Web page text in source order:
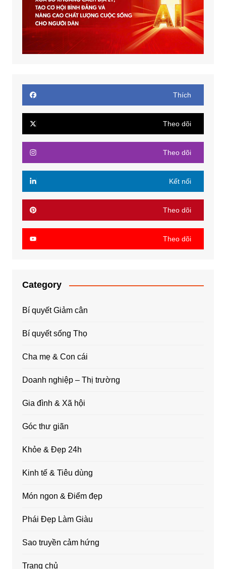
Thích
Theo dõi
Theo dõi
Kết nối
Theo dõi
Theo dõi
Category
Bí quyết Giảm cân
Bí quyết sống Thọ
Cha mẹ & Con cái
Doanh nghiệp – Thị trường
Gia đình & Xã hội
Góc thư giãn
Khỏe & Đẹp 24h
Kinh tế & Tiêu dùng
Món ngon & Điểm đẹp
Phái Đẹp Làm Giàu
Sao truyền cảm hứng
Trang chủ